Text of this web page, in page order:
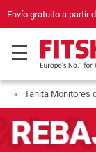
Envío gratuito a partir
Tanita Monitores